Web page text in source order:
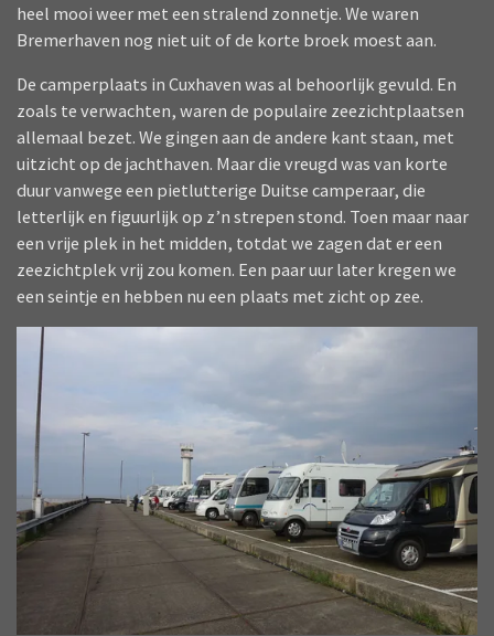
heel mooi weer met een stralend zonnetje. We waren
Bremerhaven nog niet uit of de korte broek moest aan.
De camperplaats in Cuxhaven was al behoorlijk gevuld. En
zoals te verwachten, waren de populaire zeezichtplaatsen
allemaal bezet. We gingen aan de andere kant staan, met
uitzicht op de jachthaven. Maar die vreugd was van korte
duur vanwege een pietlutterige Duitse camperaar, die
letterlijk en figuurlijk op z’n strepen stond. Toen maar naar
een vrije plek in het midden, totdat we zagen dat er een
zeezichtplek vrij zou komen. Een paar uur later kregen we
een seintje en hebben nu een plaats met zicht op zee.